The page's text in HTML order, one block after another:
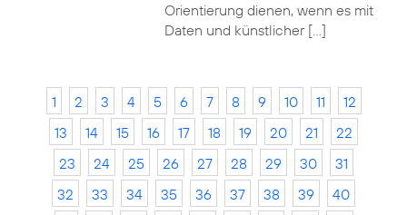
Orientierung dienen, wenn es mit
Daten und künstlicher […]
1 2 3 4 5 6 7 8 9 10 11
12
13
14 15 16 17 18 19 20 21
22
23
24 25 26 27 28 29 30
31
32
33 34 35 36 37 38 39
40